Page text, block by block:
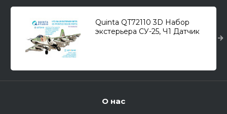
Quinta QT72110 3D Набор
экстерьера СУ-25, Ч1 Датчик
О нас